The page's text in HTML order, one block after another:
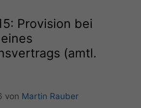
Provision bei
(amtl.
von Martin Rauber